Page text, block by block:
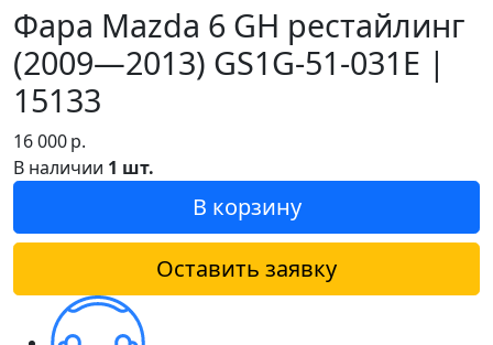
Фара Mazda 6 GH рестайлинг
(2009—2013) GS1G-51-031E |
15133
16 000р.
В наличии 1 шт.
В корзину
Оставить заявку